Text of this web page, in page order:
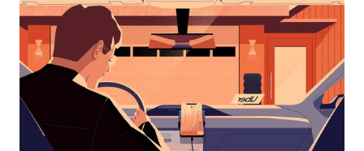
og
velge
dato.
Trykk
på
Esc-
knappen